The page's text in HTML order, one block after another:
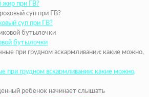
жир при ГВ?
суп при ГВ?
бутылочки
при грудном вскармливании: какие можно,